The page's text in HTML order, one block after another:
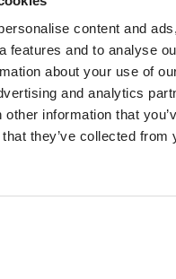
content and
features and to analyse
about your use of
and analytics
information that
they’ve collected from
취로 국제적으로 인정받은
인 캠퍼스 중 하나이기도 합
하고 있을 뿐 아니라 유명
지구상에서 가장 큰 담수 연결
가지고 있습니다.
해 더 알아보세요.